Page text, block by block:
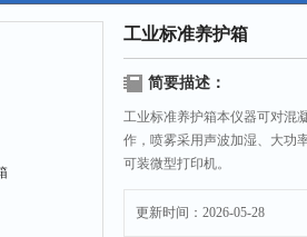
工业标准养护箱
简要描述：
工业标准养护箱本仪器可对混
作，喷雾采用声波加湿、大功
可装微型打印机。
更新时间：2026-05-28